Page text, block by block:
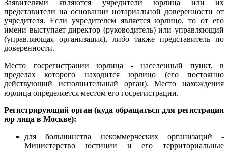
Заявителями являются учредители юрлица или их
представители на основании нотариальной доверенности от
учредителя. Если учредителем является юрлицо, то от его
имени выступает директор (руководитель) или управляющий
(управляющая организация), либо также представитель по
доверенности.
Место госрегистрации юрлица - населенный пункт, в
пределах которого находится юрлицо (его постоянно
действующий исполнительный орган). Место нахождения
юрлица определяется местом его госрегистрации.
Регистрирующий орган (куда обращаться для регистрации
юр лица в Москве):
для большинства некоммерческих организаций -
Министерство юстиции и его территориальные